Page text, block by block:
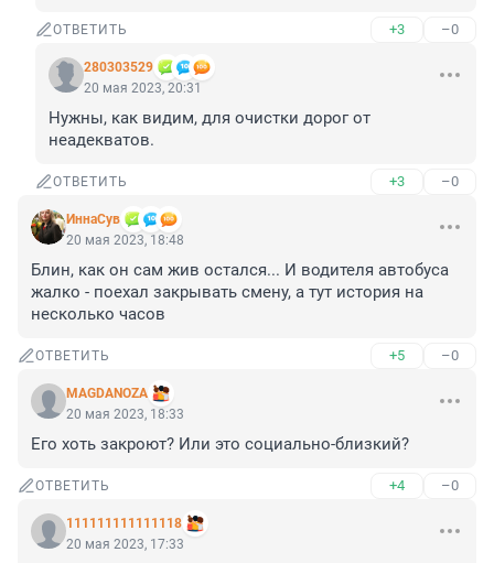
ОТВЕТИТЬ +3 –0
280303529
20 мая 2023, 20:31
Нужны, как видим, для очистки дорог от
неадекватов.
ОТВЕТИТЬ +3 –0
ИннаСув
20 мая 2023, 18:48
Блин, как он сам жив остался... И водителя автобуса
жалко - поехал закрывать смену, а тут история на
несколько часов
ОТВЕТИТЬ +5 –0
MAGDANOZA
20 мая 2023, 18:33
Его хоть закроют? Или это социально-близкий?
ОТВЕТИТЬ +4 –0
111111111111118
20 мая 2023, 17:33